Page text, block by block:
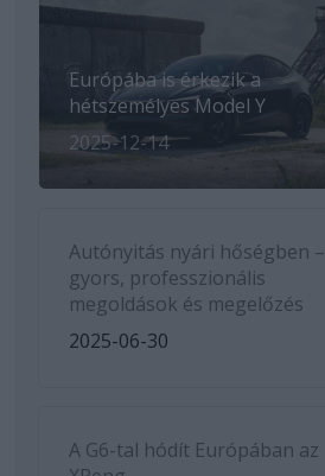
Európába is érkezik a
hétszemélyes Model Y
2025-12-14
Autónyitás nyári hőségben –
gyors, professzionális
megoldások és megelőzés
2025-06-30
A G6-tal hódít Európában az